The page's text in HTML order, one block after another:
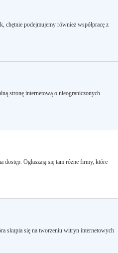
chętnie podejmujemy również współpracę z
stronę internetową o nieograniczonych
dostęp. Ogłaszają się tam różne firmy, które
skupia się na tworzeniu witryn internetowych